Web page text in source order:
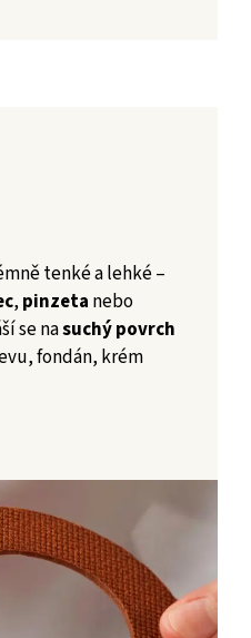
tenké a lehké –
, pinzeta nebo
se nasuchý povrch
fondán, krém